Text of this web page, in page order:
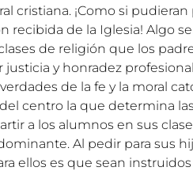
cristiana. ¡Como si
recibida de la Iglesia! Algo
de religión que los
y honradez
de la fe y la moral
centro la que determina
a los alumnos en sus
Al pedir para sus
ellos es que sean